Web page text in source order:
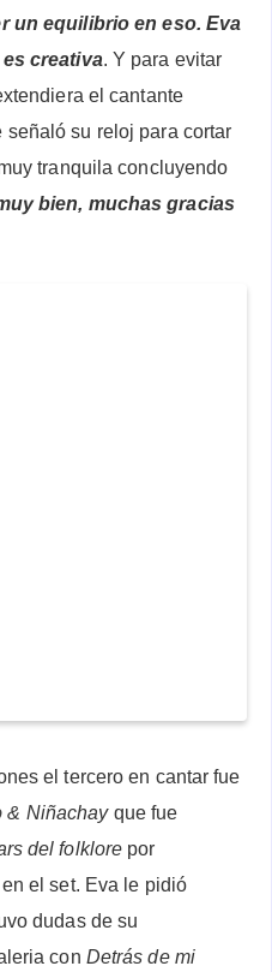
un equilibrio en eso. Eva
creativa. Y para evitar
el cantante
su reloj para cortar
tranquila concluyendo
bien, muchas gracias
el tercero en cantar fue
& Niñachay que fue
del folklore por
el set. Eva le pidió
dudas de su
con Detrás de mi